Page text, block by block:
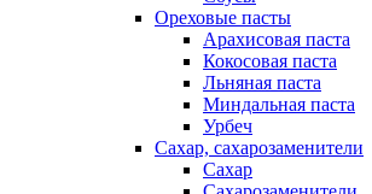
Ореховые пасты
Арахисовая паста
Кокосовая паста
Льняная паста
Миндальная паста
Урбеч
Сахар, сахарозаменители
Сахар